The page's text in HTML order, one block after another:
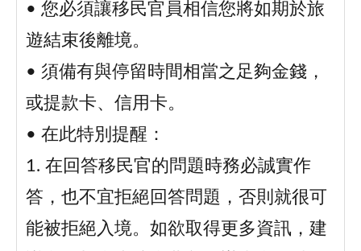
• 您必須讓移民官員相信您將如期於旅
遊結束後離境。
• 須備有與停留時間相當之足夠金錢，
或提款卡、信用卡。
• 在此特別提醒：
1. 在回答移民官的問題時務必誠實作
答，也不宜拒絕回答問題，否則就很可
能被拒絕入境。如欲取得更多資訊，建